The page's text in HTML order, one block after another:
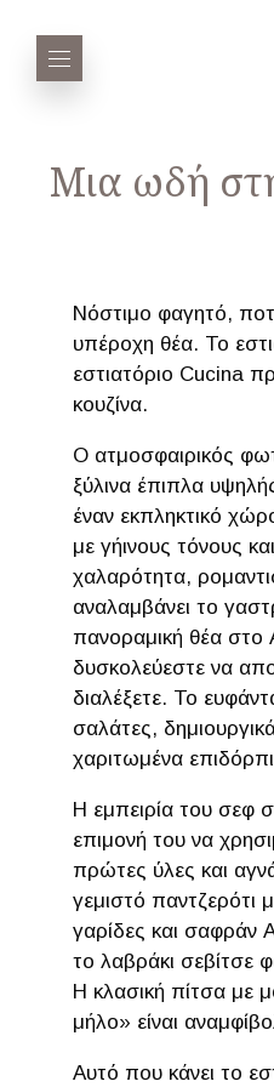
Μια ωδή
Νόστιμο φαγητό,
υπέροχη θέα. Το
εστιατόριο Cucina
κουζίνα.
Ο ατμοσφαιρικός
ξύλινα έπιπλα
έναν εκπληκτικό
με γήινους τόνους
χαλαρότητα,
αναλαμβάνει το
πανοραμική θέα στο
δυσκολεύεστε να
διαλέξετε. Το
σαλάτες,
χαριτωμένα
Η εμπειρία του σεφ
επιμονή του να
πρώτες ύλες και
γεμιστό παντζερότι
γαρίδες και σαφράν
το λαβράκι σεβίτσε
Η κλασική πίτσα με
μήλο» είναι
Αυτό που κάνει το